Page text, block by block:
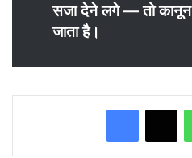
सजा देने लगे — तो कानून
जाता है।